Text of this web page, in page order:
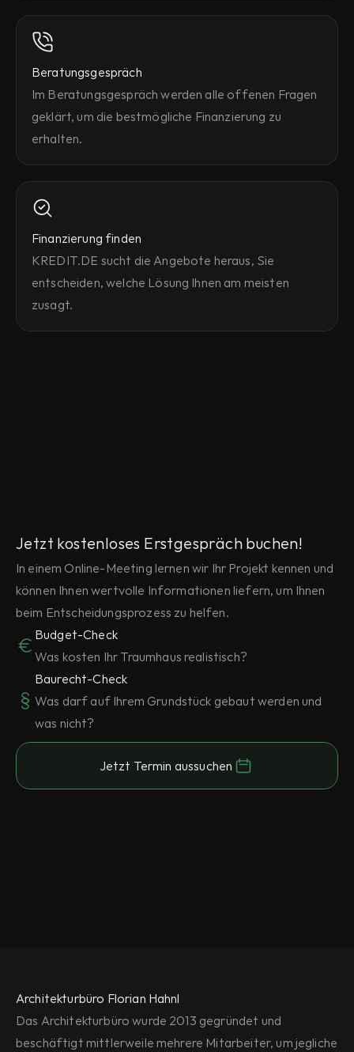
Beratungsgespräch
Im Beratungsgespräch werden alle offenen Fragen
geklärt, um die bestmögliche Finanzierung zu
erhalten.
Finanzierung finden
KREDIT.DE sucht die Angebote heraus, Sie
entscheiden, welche Lösung Ihnen am meisten
zusagt.
Jetzt kostenloses Erstgespräch buchen!
In einem Online-Meeting lernen wir Ihr Projekt kennen und
können Ihnen wertvolle Informationen liefern, um Ihnen
beim Entscheidungsprozess zu helfen.
Budget-Check
Was kosten Ihr Traumhaus realistisch?
Baurecht-Check
Was darf auf Ihrem Grundstück gebaut werden und
was nicht?
Jetzt Termin aussuchen
Architekturbüro Florian Hahnl
Das Architekturbüro wurde 2013 gegründet und
beschäftigt mittlerweile mehrere Mitarbeiter, um jegliche